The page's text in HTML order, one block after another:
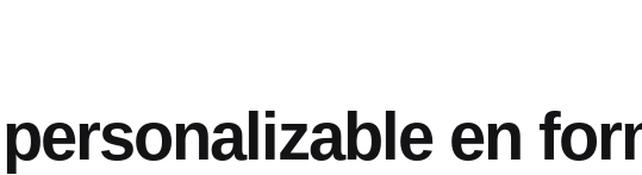
en